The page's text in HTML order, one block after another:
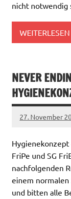
nicht notwendig
WEITERLESEN
NEVER
27. November
FriPe und SG
nachfolgenden
einem
und bitten alle